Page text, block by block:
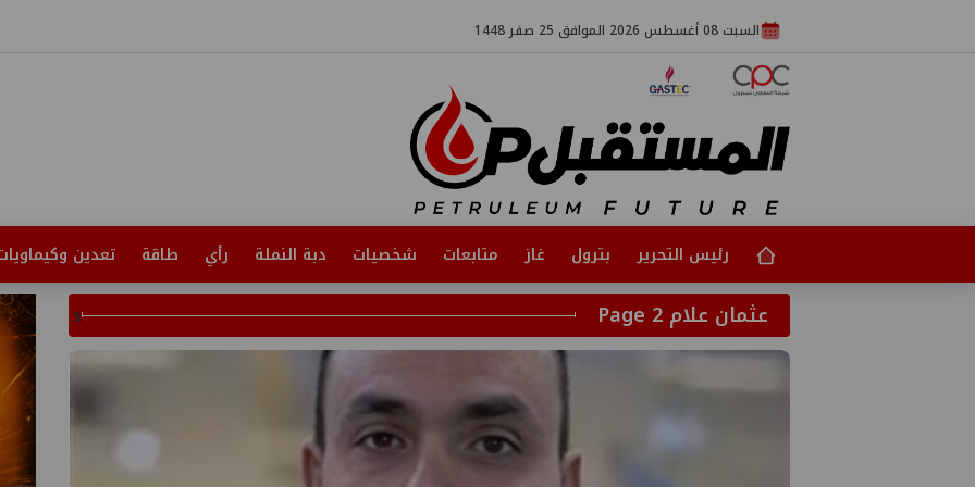
السبت 08 أغسطس 2026 الموافق 25 صفر 1448
رئيس التحرير بترول غاز متابعات شخصيات دبة النملة رأي طاقة تعدين
عثمان علام Page 2 s